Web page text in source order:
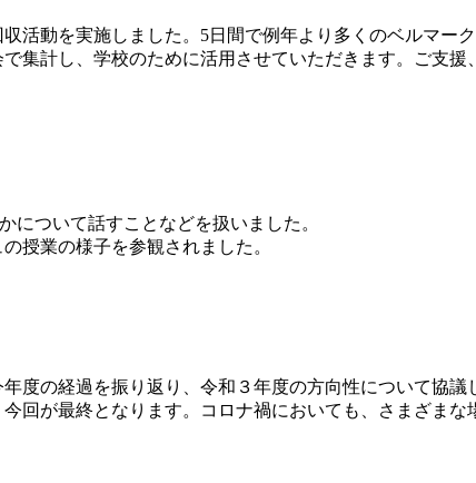
活動を実施しました。5日間で例年より多くのベルマー
集計し、学校のために活用させていただきます。ご支援
ついて話すことなどを扱いました。
授業の様子を参観されました。
度の経過を振り返り、令和３年度の方向性について協議
回が最終となります。コロナ禍においても、さまざまな